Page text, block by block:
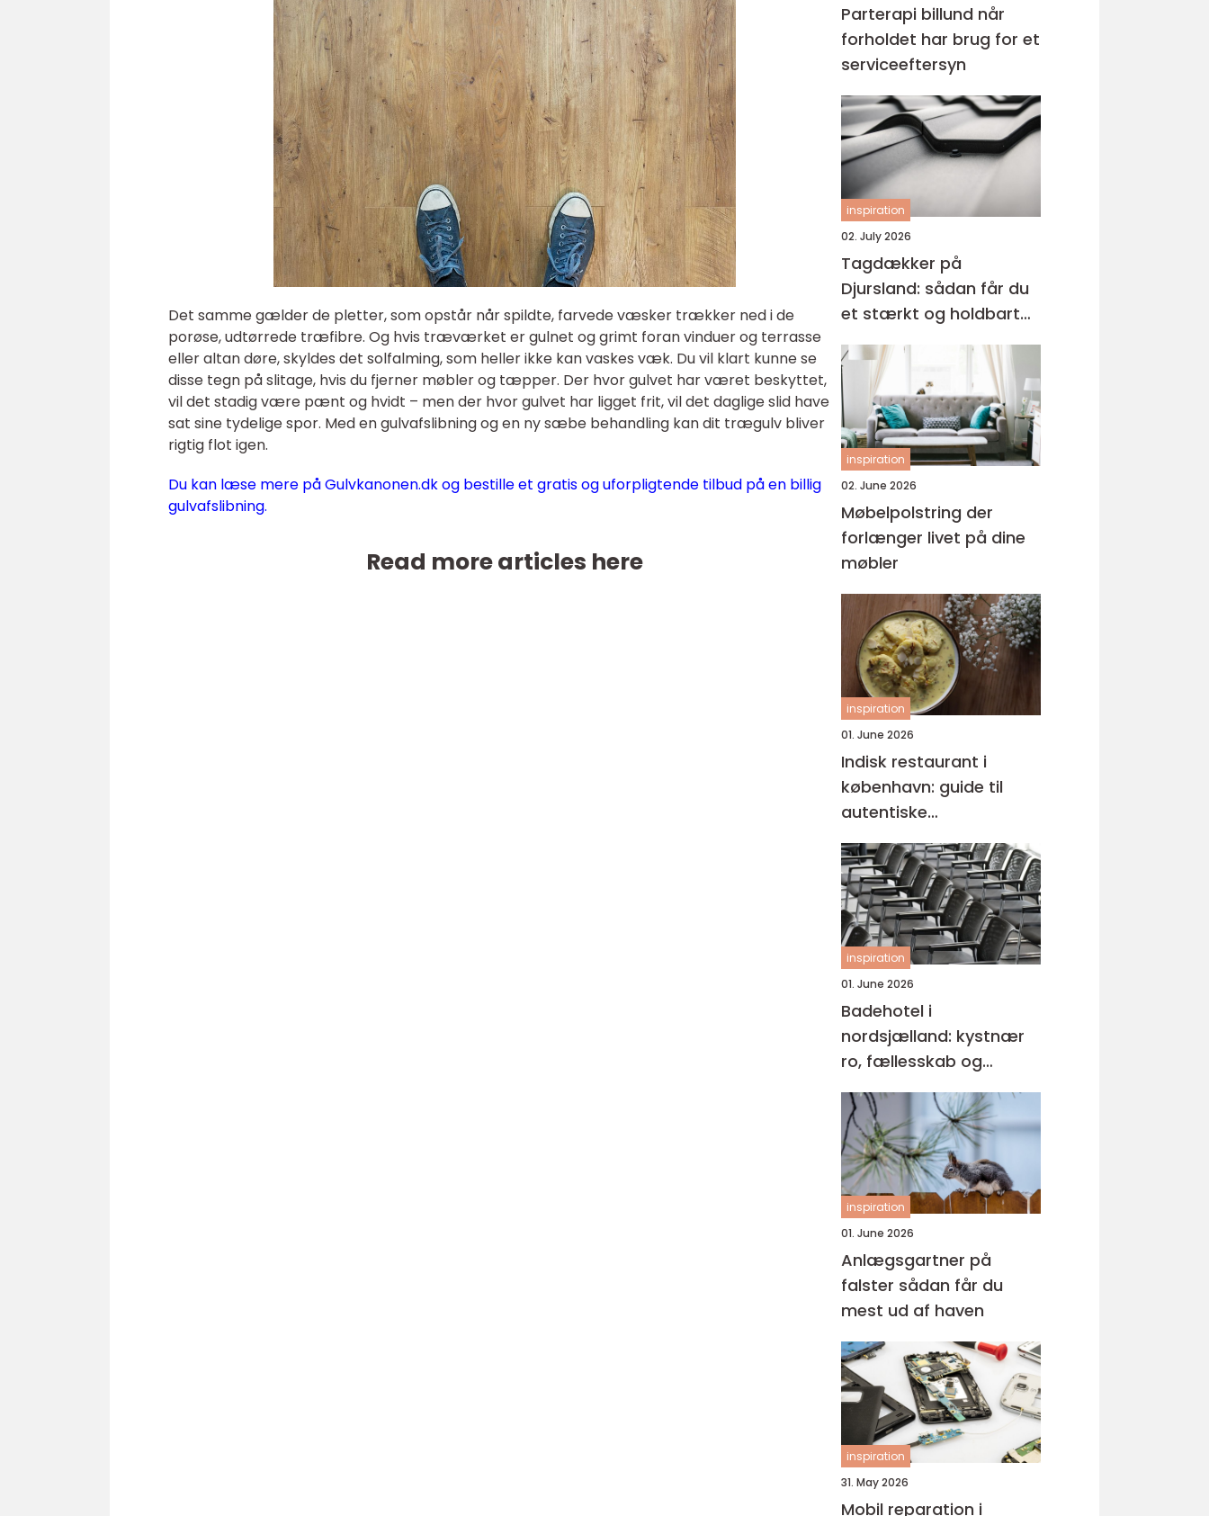
Det samme gælder de pletter, som opstår når spildte, farvede væsker trækker ned i de
porøse, udtørrede træfibre. Og hvis træværket er gulnet og grimt foran vinduer og terrasse
eller altan døre, skyldes det solfalming, som heller ikke kan vaskes væk. Du vil klart kunne se
disse tegn på slitage, hvis du fjerner møbler og tæpper. Der hvor gulvet har været beskyttet,
vil det stadig være pænt og hvidt – men der hvor gulvet har ligget frit, vil det daglige slid have
sat sine tydelige spor. Med en gulvafslibning og en ny sæbe behandling kan dit trægulv bliver
rigtig flot igen.
Du kan læse mere på Gulvkanonen.dk og bestille et gratis og uforpligtende tilbud på en billig
gulvafslibning.
Read more articles here
Parterapi billund når
forholdet har brug for et
serviceeftersyn
inspiration
02. July 2026
Tagdækker på
Djursland: sådan får du
et stærkt og holdbart
tag
inspiration
02. June 2026
Møbelpolstring der
forlænger livet på dine
møbler
inspiration
01. June 2026
Indisk restaurant i
københavn: guide til
autentiske
smagsoplevelser
inspiration
01. June 2026
Badehotel i
nordsjælland: kystnær
ro, fællesskab og
hverdagspauser
inspiration
01. June 2026
Anlægsgartner på
falster sådan får du
mest ud af haven
inspiration
31. May 2026
Mobil reparation i